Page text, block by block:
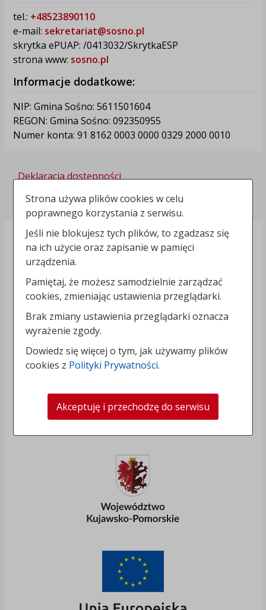
tel.: +48523890110
e-mail: sekretariat@sosno.pl
skrytka ePUAP: /0413032/SkrytkaESP
strona www: sosno.pl
Informacje dodatkowe:
NIP: Gmina Sośno: 5611501604
REGON: Gmina Sośno: 092350955
Numer konta: 91 8162 0003 0000 0329 2000 0010
Deklaracja dostępności
Polityka prywatności
Strona używa plików cookies w celu
poprawnego korzystania z serwisu.
Jeśli nie blokujesz tych plików, to zgadzasz się
na ich użycie oraz zapisanie w pamięci
urządzenia.
Pamiętaj, że możesz samodzielnie zarządzać
cookies, zmieniając ustawienia przeglądarki.
Brak zmiany ustawienia przeglądarki oznacza
wyrażenie zgody.
Dowiedz się więcej o tym, jak używamy plików
cookies z Polityki Prywatności.
Akceptuję i przechodzę do serwisu